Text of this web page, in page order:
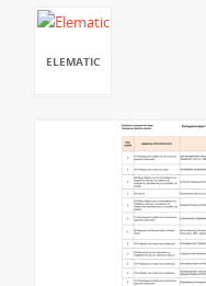
ELEMATIC